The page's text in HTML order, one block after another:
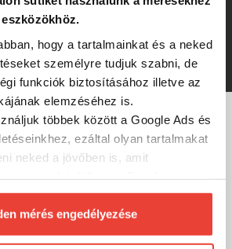
hogy a tartalmainkat és a neked
személyre tudjuk szabni, de
funkciók biztosításához illetve az
elemzéséhez is.
többek között a Google Ads és
ezáltal olyan tartalmakat
neked a jövőben is, amit
kérünk, hogy engedd meg
mérés használatát.
semmilyen formában nem fogunk
mérés engedélyezése
AYU
-20%
784 Ft